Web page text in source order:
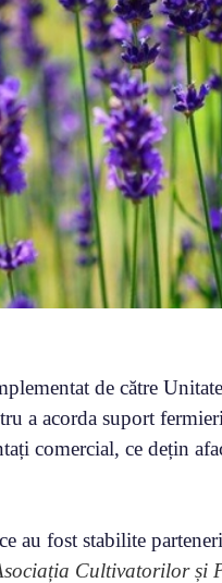
de către
a acorda suport
comercial, ce dețin
fost stabilite
Cultivatorilor și